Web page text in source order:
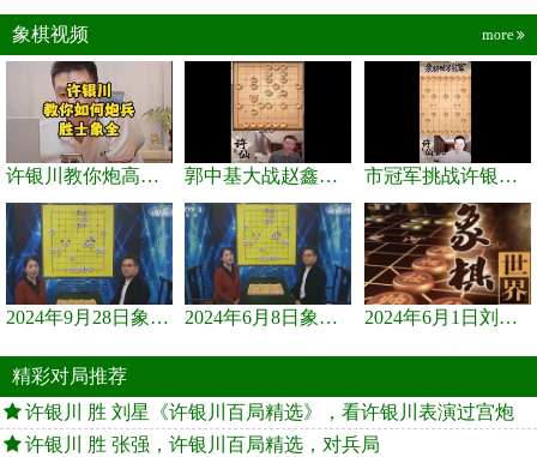
象棋视频 more
许银川教你炮高兵士象全如何赢士象全，简单四步即可 郭中基大战赵鑫鑫，许银川激情讲解 市冠军挑战许银川，急进中兵变化真激烈！
2024年9月28日象棋世界栏目，刘君、蒋川讲解了第九届杨官璘杯象棋... 2024年6月8日象棋世界，刘君、蒋川讲解了第九届杨官璘杯全国象棋... 2024年6月1日刘君、蒋川讲解第三届上海杯象棋大师赛谢靖与李少庚...
精彩对局推荐
许银川 胜 刘星《许银川百局精选》，看许银川表演过宫炮
许银川 胜 张强，许银川百局精选，对兵局